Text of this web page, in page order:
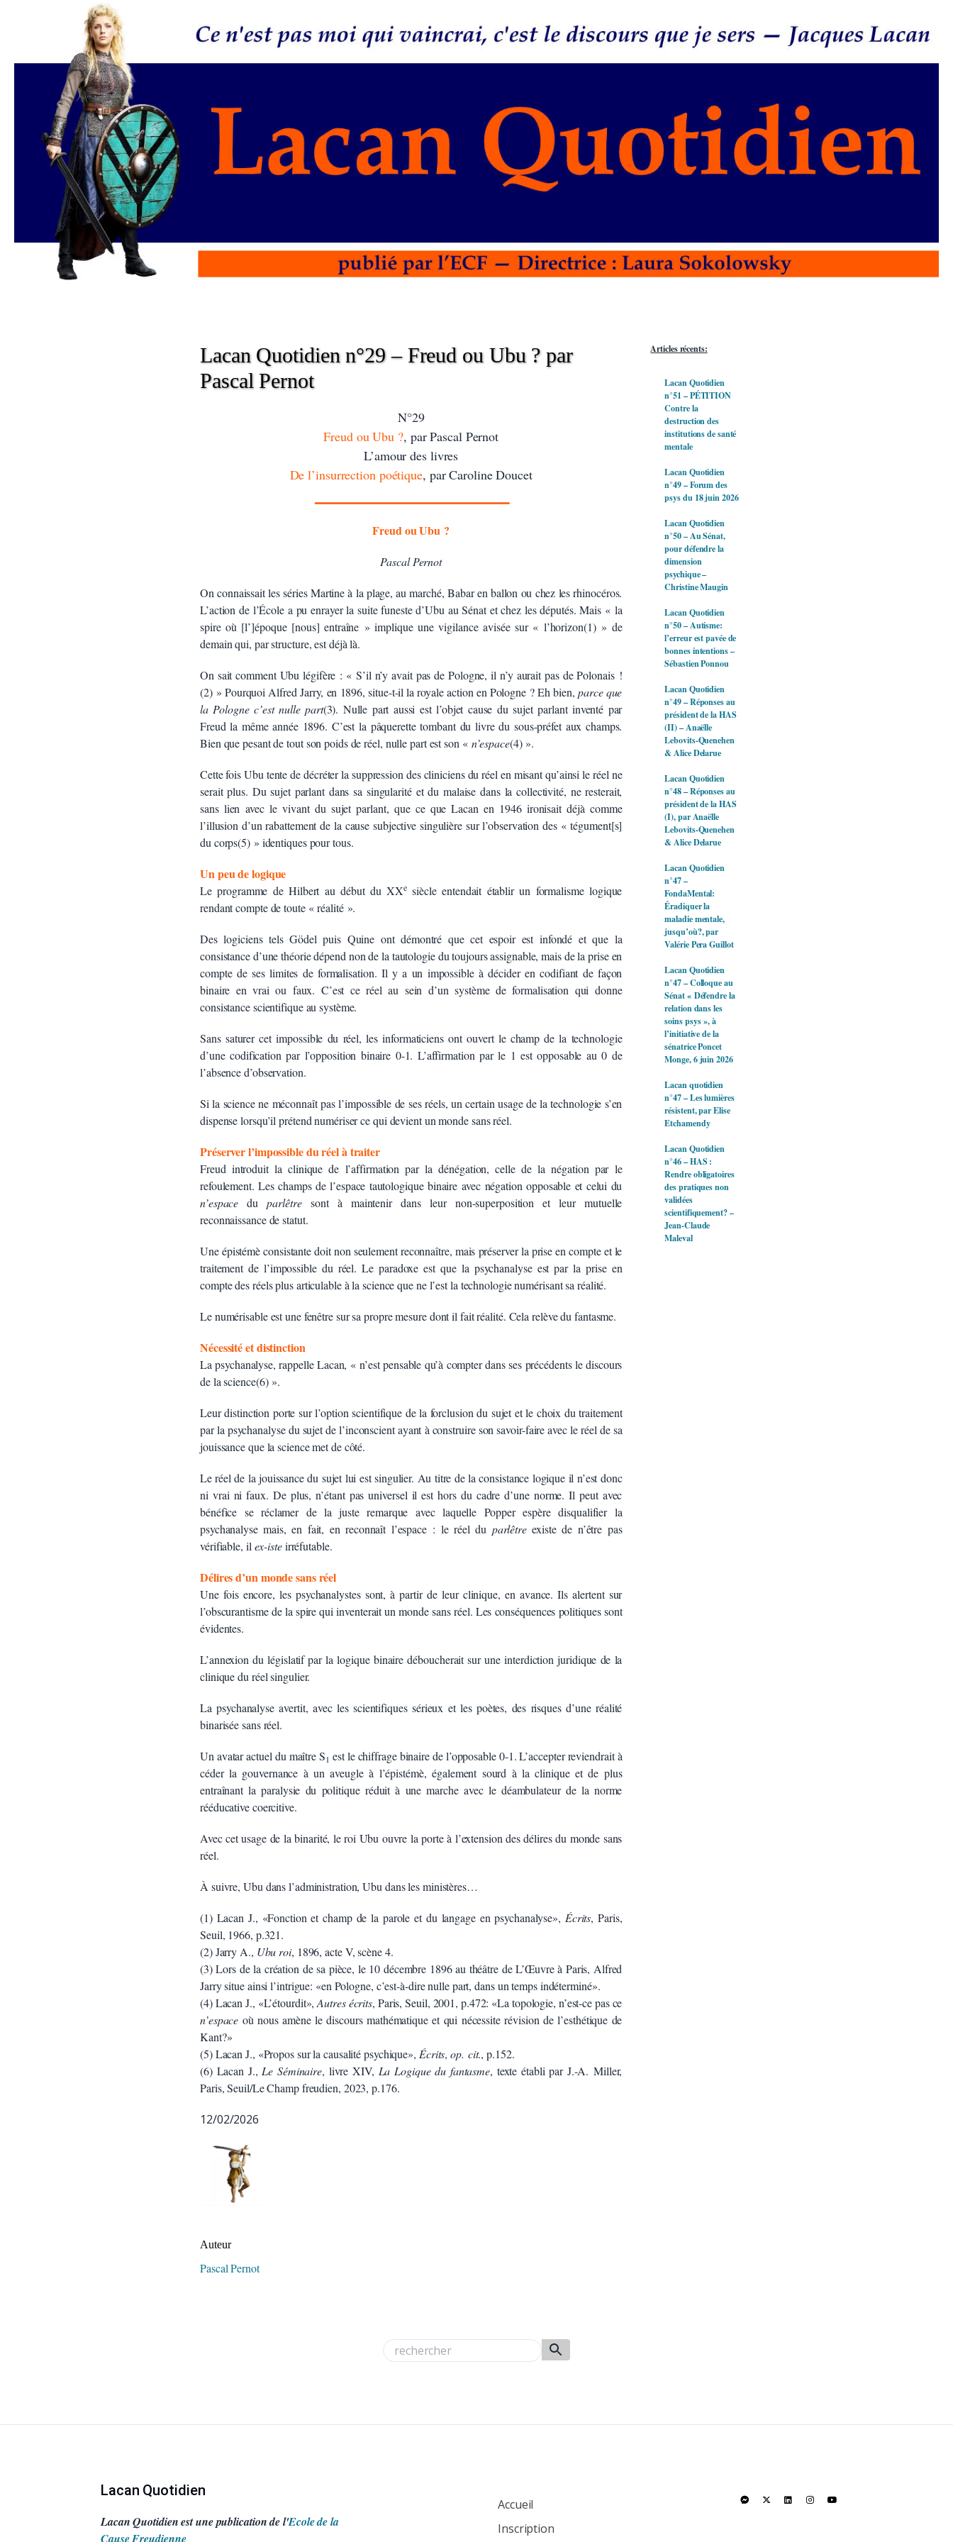
Lacan Quotidien n°29 – Freud ou Ubu ? par
Pascal Pernot
N°29
Freud ou Ubu ?, par Pascal Pernot
L’amour des livres
De l’insurrection poétique, par Caroline Doucet
Freud ou Ubu ?
Pascal Pernot
On connaissait les séries Martine à la plage, au marché, Babar en ballon ou chez les rhinocéros.
L’action de l’École a pu enrayer la suite funeste d’Ubu au Sénat et chez les députés. Mais « la
spire où [l’]époque [nous] entraîne » implique une vigilance avisée sur « l’horizon(1) » de
demain qui, par structure, est déjà là.
On sait comment Ubu légifère : « S’il n’y avait pas de Pologne, il n’y aurait pas de Polonais !
(2) » Pourquoi Alfred Jarry, en 1896, situe-t-il la royale action en Pologne ? Eh bien, parce que
la Pologne c’est nulle part(3). Nulle part aussi est l’objet cause du sujet parlant inventé par
Freud la même année 1896. C’est la pâquerette tombant du livre du sous-préfet aux champs.
Bien que pesant de tout son poids de réel, nulle part est son « n’espace(4) ».
Cette fois Ubu tente de décréter la suppression des cliniciens du réel en misant qu’ainsi le réel ne
serait plus. Du sujet parlant dans sa singularité et du malaise dans la collectivité, ne resterait,
sans lien avec le vivant du sujet parlant, que ce que Lacan en 1946 ironisait déjà comme
l’illusion d’un rabattement de la cause subjective singulière sur l’observation des « tégument[s]
du corps(5) » identiques pour tous.
Un peu de logique
Le programme de Hilbert au début du XXesiècle entendait établir un formalisme logique
rendant compte de toute « réalité ».
Des logiciens tels Gödel puis Quine ont démontré que cet espoir est infondé et que la
consistance d’une théorie dépend non de la tautologie du toujours assignable, mais de la prise en
compte de ses limites de formalisation. Il y a un impossible à décider en codifiant de façon
binaire en vrai ou faux. C’est ce réel au sein d’un système de formalisation qui donne
consistance scientifique au système.
Sans saturer cet impossible du réel, les informaticiens ont ouvert le champ de la technologie
d’une codification par l’opposition binaire 0-1. L’affirmation par le 1 est opposable au 0 de
l’absence d’observation.
Si la science ne méconnaît pas l’impossible de ses réels, un certain usage de la technologie s’en
dispense lorsqu’il prétend numériser ce qui devient un monde sans réel.
Préserver l’impossible du réel à traiter
Freud introduit la clinique de l’affirmation par la dénégation, celle de la négation par le
refoulement. Les champs de l’espace tautologique binaire avec négation opposable et celui du
n’espace duparlêtresont à maintenir dans leur non-superposition et leur mutuelle
reconnaissance de statut.
Une épistémè consistante doit non seulement reconnaître, mais préserver la prise en compte et le
traitement de l’impossible du réel. Le paradoxe est que la psychanalyse est par la prise en
compte des réels plus articulable à la science que ne l’est la technologie numérisant sa réalité.
Le numérisable est une fenêtre sur sa propre mesure dont il fait réalité. Cela relève du fantasme.
Nécessité et distinction
La psychanalyse, rappelle Lacan, « n’est pensable qu’à compter dans ses précédents le discours
de la science(6) ».
Leur distinction porte sur l’option scientifique de la forclusion du sujet et le choix du traitement
par la psychanalyse du sujet de l’inconscient ayant à construire son savoir-faire avec le réel de sa
jouissance que la science met de côté.
Le réel de la jouissance du sujet lui est singulier. Au titre de la consistance logique il n’est donc
ni vrai ni faux. De plus, n’étant pas universel il est hors du cadre d’une norme. Il peut avec
bénéfice se réclamer de la juste remarque avec laquelle Popper espère disqualifier la
psychanalyse mais, en fait, en reconnaît l’espace : le réel du parlêtreexiste de n’être pas
vérifiable, il ex-isteirréfutable.
Délires d’un monde sans réel
Une fois encore, les psychanalystes sont, à partir de leur clinique, en avance. Ils alertent sur
l’obscurantisme de la spire qui inventerait un monde sans réel. Les conséquences politiques sont
évidentes.
L’annexion du législatif par la logique binaire déboucherait sur une interdiction juridique de la
clinique du réel singulier.
La psychanalyse avertit, avec les scientifiques sérieux et les poètes, des risques d’une réalité
binarisée sans réel.
Un avatar actuel du maître S1 est le chiffrage binaire de l’opposable 0-1. L’accepter reviendrait à
céder la gouvernance à un aveugle à l’épistémè, également sourd à la clinique et de plus
entraînant la paralysie du politique réduit à une marche avec le déambulateur de la norme
rééducative coercitive.
Avec cet usage de la binarité, le roi Ubu ouvre la porte à l’extension des délires du monde sans
réel.
À suivre, Ubu dans l’administration, Ubu dans les ministères…
(1) Lacan J., «Fonction et champ de la parole et du langage en psychanalyse», Écrits, Paris,
Seuil, 1966, p.321.
(2) Jarry A., Ubu roi, 1896, acte V, scène 4.
(3) Lors de la création de sa pièce, le 10 décembre 1896 au théâtre de L’Œuvre à Paris, Alfred
Jarry situe ainsi l’intrigue: «en Pologne, c’est-à-dire nulle part, dans un temps indéterminé».
(4) Lacan J., «L’étourdit»,Autres écrits, Paris, Seuil, 2001, p.472: «La topologie, n’est-ce pas ce
n’espace où nous amène le discours mathématique et qui nécessite révision de l’esthétique de
Kant?»
(5) Lacan J., «Propos sur la causalité psychique», Écrits,op. cit., p.152.
(6) Lacan J., Le Séminaire, livre XIV, La Logique du fantasme, texte établi par J.-A. Miller,
Paris, Seuil/Le Champ freudien, 2023, p.176.
12/02/2026
Auteur
Pascal Pernot
Articles récents:
Lacan Quotidien
n°51 – PÉTITION
Contre la
destruction des
institutions de santé
mentale
Lacan Quotidien
n°49 – Forum des
psys du 18 juin 2026
Lacan Quotidien
n°50 – Au Sénat,
pour défendre la
dimension
psychique –
Christine Maugin
Lacan Quotidien
n°50 – Autisme:
l’erreur est pavée de
bonnes intentions –
Sébastien Ponnou
Lacan Quotidien
n°49 – Réponses au
président de la HAS
(II) – Anaëlle
Lebovits-Quenehen
& Alice Delarue
Lacan Quotidien
n°48 – Réponses au
président de la HAS
(I), par Anaëlle
Lebovits-Quenehen
& Alice Delarue
Lacan Quotidien
n°47 –
FondaMental:
Éradiquer la
maladie mentale,
jusqu’où?, par
Valérie Pera Guillot
Lacan Quotidien
n°47 – Colloque au
Sénat « Défendre la
relation dans les
soins psys », à
l’initiative de la
sénatrice Poncet
Monge, 6 juin 2026
Lacan quotidien
n°47 – Les lumières
résistent, par Elise
Etchamendy
Lacan Quotidien
n°46 – HAS :
Rendre obligatoires
des pratiques non
validées
scientifiquement? –
Jean-Claude
Maleval
Lacan Quotidien
Lacan Quotidien est une publication de l'Ecole de la
Cause Freudienne
Accueil
Inscription